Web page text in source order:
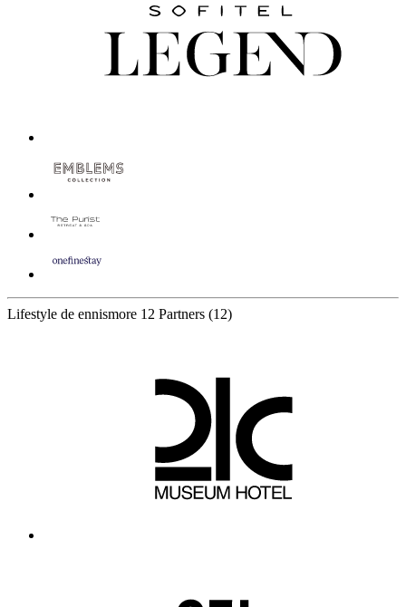
Lifestyle de ennismore 12 Partners (12)